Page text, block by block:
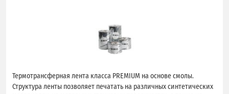
Термотрансферная лента класса PREMIUM на основе смолы.
Структура ленты позволяет печатать на различных синтетических